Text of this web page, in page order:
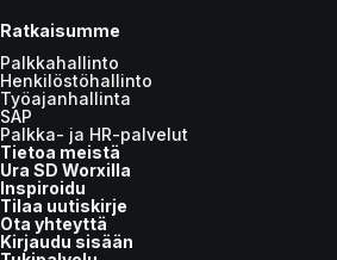
Ratkaisumme
Palkkahallinto
Henkilöstöhallinto
Työajanhallinta
SAP
Palkka- ja HR-palvelut
Tietoa meistä
Ura SD Worxilla
Inspiroidu
Tilaa uutiskirje
Ota yhteyttä
Kirjaudu sisään